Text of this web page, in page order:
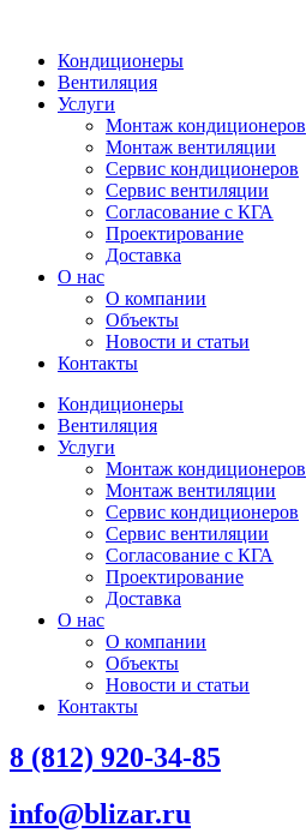
Кондиционеры
Вентиляция
Услуги
Монтаж кондиционеров
Монтаж вентиляции
Сервис кондиционеров
Сервис вентиляции
Согласование с КГА
Проектирование
Доставка
О нас
О компании
Объекты
Новости и статьи
Контакты
Кондиционеры
Вентиляция
Услуги
Монтаж кондиционеров
Монтаж вентиляции
Сервис кондиционеров
Сервис вентиляции
Согласование с КГА
Проектирование
Доставка
О нас
О компании
Объекты
Новости и статьи
Контакты
8 (812) 920-34-85
info@blizar.ru